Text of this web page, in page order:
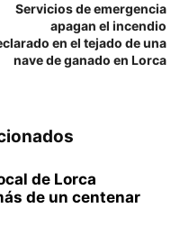
Servicios de emergencia
apagan el incendio
en el tejado de una
nave de ganado en Lorca
de Lorca
de un centenar